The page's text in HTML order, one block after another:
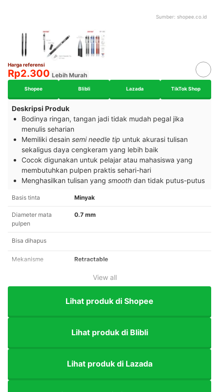
Sumber: shopee.co.id
Harga referensi
Rp2.300 Lebih Murah
Shopee Blibli Lazada TikTok Shop
Deskripsi Produk
Bodinya ringan, tangan jadi tidak mudah pegal jika
menulis seharian
Memiliki desain semi needle tip untuk akurasi tulisan
sekaligus daya cengkeram yang lebih baik
Cocok digunakan untuk pelajar atau mahasiswa yang
membutuhkan pulpen praktis sehari-hari
Menghasilkan tulisan yang smooth dan tidak putus-putus
Basis tinta Minyak
Diameter mata
pulpen
0.7 mm
Bisa dihapus
Mekanisme Retractable
View all
Lihat produk di Shopee
Lihat produk di Blibli
Lihat produk di Lazada